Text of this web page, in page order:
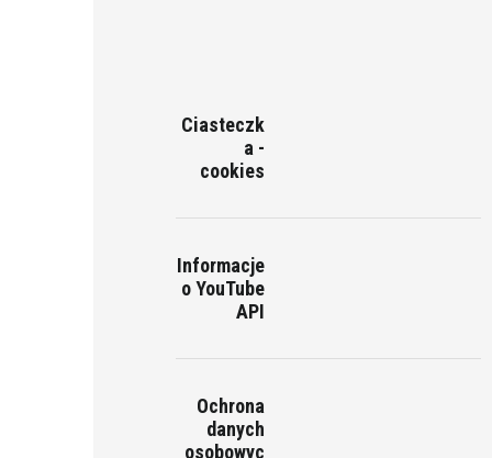
Ciasteczk
a -
cookies
Informacje
o YouTube
API
Ochrona
danych
osobowyc